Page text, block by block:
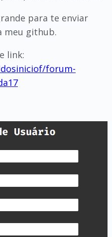
para te enviar
meu github.
link:
forum-